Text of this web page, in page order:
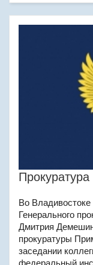
Во Владивостоке
Генерального
Дмитрия
прокуратуры
заседании
федеральный